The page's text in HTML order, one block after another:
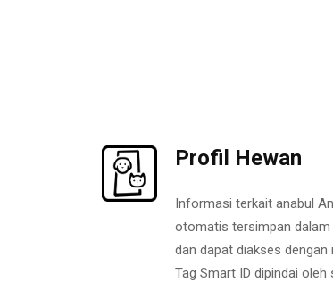
Profil Hewan
Informasi terkait anabul
otomatis tersimpan
dan dapat diakses dengan
Tag Smart ID dipindai oleh